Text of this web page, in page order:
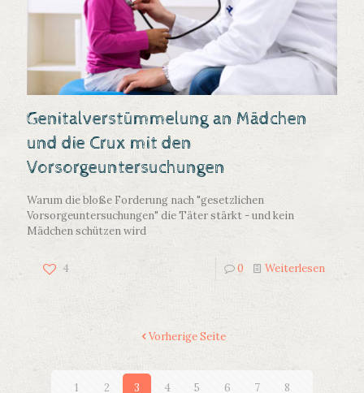
Genitalverstümmelung an Mädchen
und die Crux mit den
Vorsorgeuntersuchungen
Warum die bloße Forderung nach "gesetzlichen
Vorsorgeuntersuchungen" die Täter stärkt - und kein
Mädchen schützen wird
4 0 Weiterlesen
Vorherige Seite
1 2 3 4 5 6 7 8